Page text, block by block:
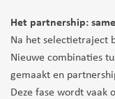
Het partnership:
Na het selectietraject
Nieuwe combinaties
gemaakt en
Deze fase wordt vaak